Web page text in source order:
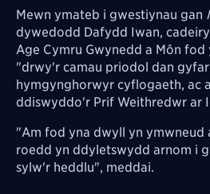
Mewn ymateb i gwestiynau gan
dywedodd Dafydd Iwan,
Age Cymru Gwynedd a Môn fod
"drwy'r camau priodol dan
hymgynghorwyr cyflogaeth, ac
ddiswyddo'r Prif Weithredwr ar
"Am fod yna dwyll yn ymwneud
roedd yn ddyletswydd arnom i
sylw'r heddlu", meddai.